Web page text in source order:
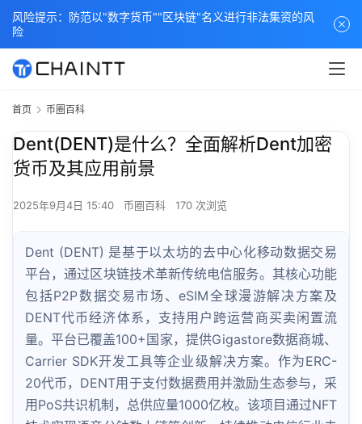
首页 币圈百科
Dent(DENT)是什么？全面解析Dent加密
货币及其应用前景
2025年9月4日 15:40 币圈百科 170 次浏览
Dent (DENT) 是基于以太坊的去中心化移动数据交易
平台，通过区块链技术革新传统电信服务。其核心功能
包括P2P数据交易市场、eSIM全球漫游解决方案及
DENT代币经济体系，支持用户跨运营商买卖闲置流
量。平台已覆盖100+国家，提供Gigastore数据商城、
Carrier SDK开发工具等企业级解决方案。作为ERC-
20代币，DENT用于支付数据费用并激励生态参与，采
用PoS共识机制，总供应量1000亿枚。该项目通过NFT
风险提示：防范以"数字货币""区块链"名义进行非法集资的风
险